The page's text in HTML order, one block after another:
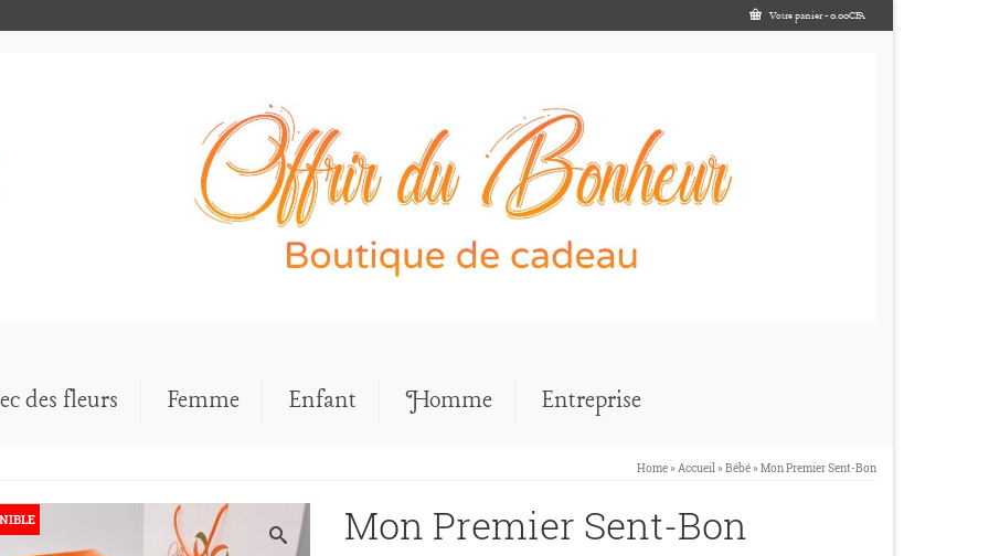
Votre panier-0.00CFA
des fleurs Femme Enfant Homme Entreprise
Home» Accueil» Bébé» Mon Premier Sent-Bon
Mon Premier Sent-Bon